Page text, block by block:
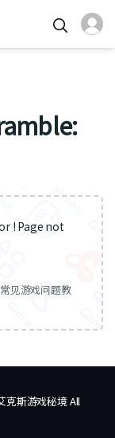
! Page not
见游戏问题教
克斯游戏秘境 All